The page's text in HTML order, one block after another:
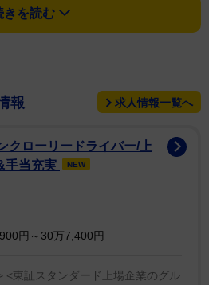
マ豊臣兄弟に小谷城が出てか
時期より観光客が感覚では3倍
お客さんもいて大変驚いた」と
吉が陣を置いた虎御前山城見
て大人気だったという。これか
他にも登場する予定で、長浜城
城、和歌山城、郡山城が予想さ
きを読む
報 求人情報一覧へ
クローリードライバー/上
手当充実
NEW
円～30万7,400円
<東証スタンダード上場企業のグル